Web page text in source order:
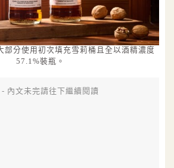
部分使用初次填充雪莉桶且全以酒精濃度
57.1%裝瓶。
- 內文未完請往下繼續閱讀